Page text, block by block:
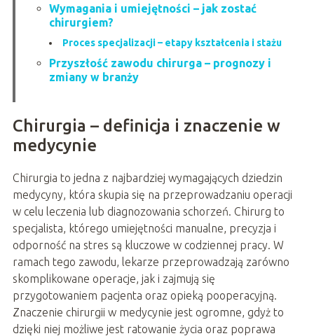
Wymagania i umiejętności – jak zostać
chirurgiem?
Proces specjalizacji – etapy kształcenia i stażu
Przyszłość zawodu chirurga – prognozy i
zmiany w branży
Chirurgia – definicja i znaczenie w
medycynie
Chirurgia to jedna z najbardziej wymagających dziedzin
medycyny, która skupia się na przeprowadzaniu operacji
w celu leczenia lub diagnozowania schorzeń. Chirurg to
specjalista, którego umiejętności manualne, precyzja i
odporność na stres są kluczowe w codziennej pracy. W
ramach tego zawodu, lekarze przeprowadzają zarówno
skomplikowane operacje, jak i zajmują się
przygotowaniem pacjenta oraz opieką pooperacyjną.
Znaczenie chirurgii w medycynie jest ogromne, gdyż to
dzięki niej możliwe jest ratowanie życia oraz poprawa